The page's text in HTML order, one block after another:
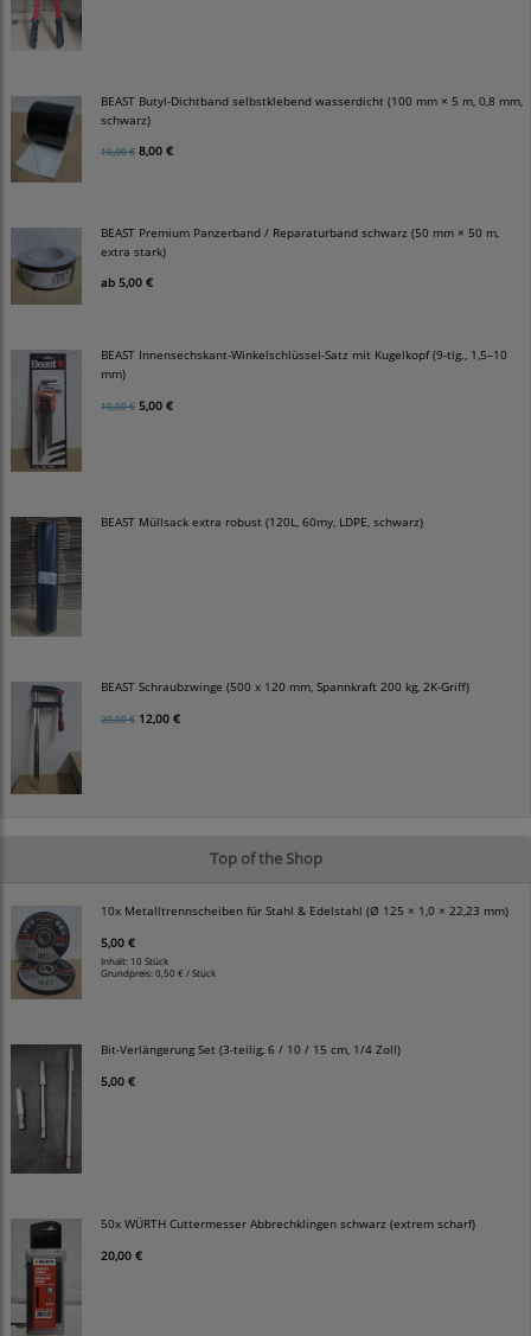
BEAST Butyl-Dichtband selbstklebend wasserdicht (100 mm × 5 m, 0,8 mm,
schwarz)
10,00 € 8,00 €
BEAST Premium Panzerband / Reparaturband schwarz (50 mm × 50 m,
extra stark)
ab 5,00 €
BEAST Innensechskant-Winkelschlüssel-Satz mit Kugelkopf (9-tlg., 1,5–10
mm)
10,00 € 5,00 €
BEAST Müllsack extra robust (120L, 60my, LDPE, schwarz)
BEAST Schraubzwinge (500 x 120 mm, Spannkraft 200 kg, 2K-Griff)
20,00 € 12,00 €
Top of the Shop
10x Metalltrennscheiben für Stahl & Edelstahl (Ø 125 × 1,0 × 22,23 mm)
5,00 €
Inhalt: 10 Stück
Grundpreis:0,50 € / Stück
Bit-Verlängerung Set (3-teilig, 6 / 10 / 15 cm, 1/4 Zoll)
5,00 €
50x WÜRTH Cuttermesser Abbrechklingen schwarz (extrem scharf)
20,00 €